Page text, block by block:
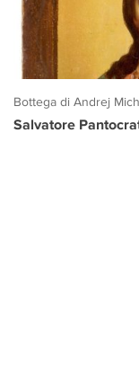
Bottega di Andrej
Salvatore